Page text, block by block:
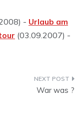
- Urlaub am
(03.09.2007) -
War was ?